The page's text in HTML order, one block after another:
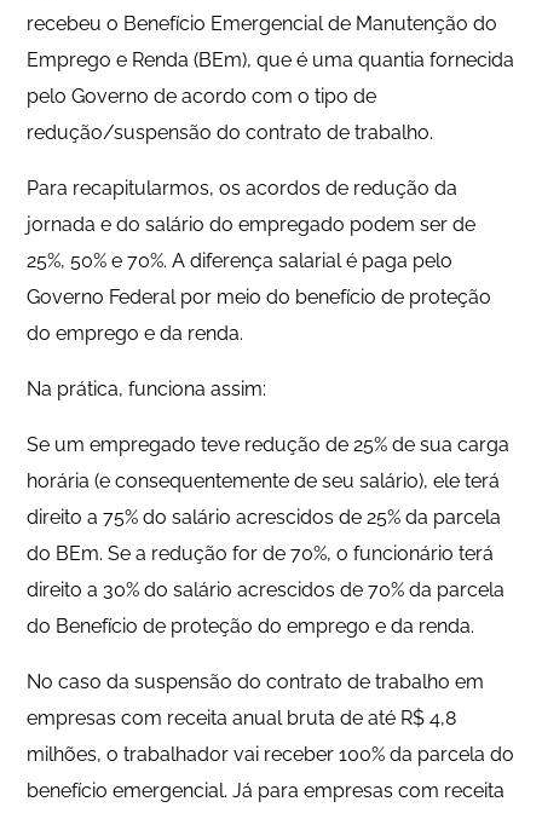
recebeu o Benefício Emergencial de Manutenção do
Emprego e Renda (BEm), que é uma quantia fornecida
pelo Governo de acordo com o tipo de
redução/suspensão do contrato de trabalho.
Para recapitularmos, os acordos de redução da
jornada e do salário do empregado podem ser de
25%, 50% e 70%. A diferença salarial é paga pelo
Governo Federal por meio do benefício de proteção
do emprego e da renda.
Na prática, funciona assim:
Se um empregado teve redução de 25% de sua carga
horária (e consequentemente de seu salário), ele terá
direito a 75% do salário acrescidos de 25% da parcela
do BEm. Se a redução for de 70%, o funcionário terá
direito a 30% do salário acrescidos de 70% da parcela
do Benefício de proteção do emprego e da renda.
No caso da suspensão do contrato de trabalho em
empresas com receita anual bruta de até R$ 4,8
milhões, o trabalhador vai receber 100% da parcela do
benefício emergencial. Já para empresas com receita